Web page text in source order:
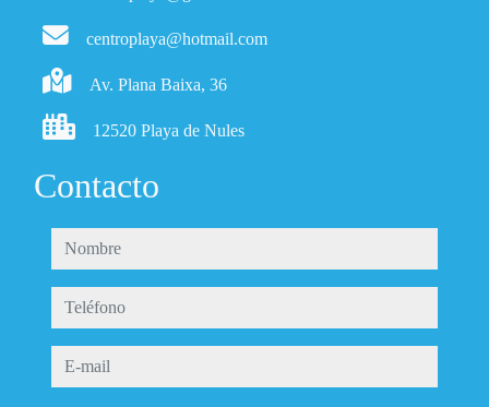
centroplaya@hotmail.com
Av. Plana Baixa, 36
12520 Playa de Nules
Contacto
nombre
teléfono
e-mail